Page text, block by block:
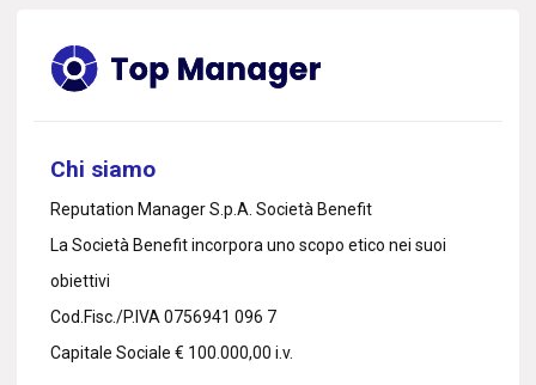
Chi siamo
Reputation Manager S.p.A. Società Benefit
La Società Benefit incorpora uno scopo etico nei suoi
obiettivi
Cod.Fisc./P.IVA 0756941 096 7
Capitale Sociale € 100.000,00 i.v.